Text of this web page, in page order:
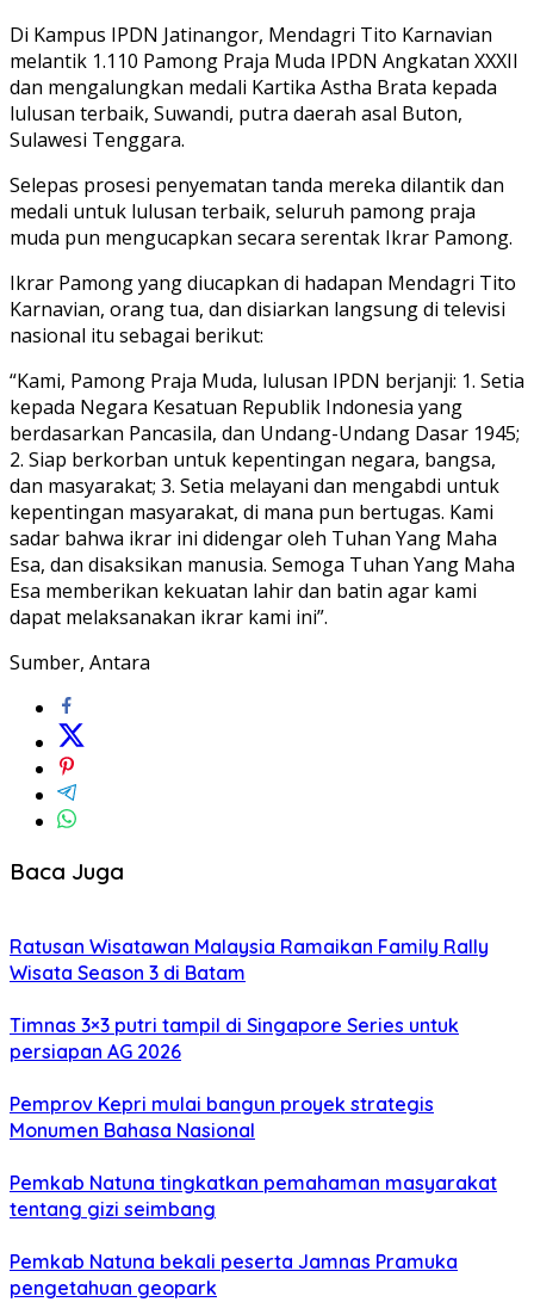
Di Kampus IPDN Jatinangor, Mendagri Tito Karnavian
melantik 1.110 Pamong Praja Muda IPDN Angkatan XXXII
dan mengalungkan medali Kartika Astha Brata kepada
lulusan terbaik, Suwandi, putra daerah asal Buton,
Sulawesi Tenggara.
Selepas prosesi penyematan tanda mereka dilantik dan
medali untuk lulusan terbaik, seluruh pamong praja
muda pun mengucapkan secara serentak Ikrar Pamong.
Ikrar Pamong yang diucapkan di hadapan Mendagri Tito
Karnavian, orang tua, dan disiarkan langsung di televisi
nasional itu sebagai berikut:
“Kami, Pamong Praja Muda, lulusan IPDN berjanji: 1. Setia
kepada Negara Kesatuan Republik Indonesia yang
berdasarkan Pancasila, dan Undang-Undang Dasar 1945;
2. Siap berkorban untuk kepentingan negara, bangsa,
dan masyarakat; 3. Setia melayani dan mengabdi untuk
kepentingan masyarakat, di mana pun bertugas. Kami
sadar bahwa ikrar ini didengar oleh Tuhan Yang Maha
Esa, dan disaksikan manusia. Semoga Tuhan Yang Maha
Esa memberikan kekuatan lahir dan batin agar kami
dapat melaksanakan ikrar kami ini”.
Sumber, Antara
Baca Juga
Ratusan Wisatawan Malaysia Ramaikan Family Rally
Wisata Season 3 di Batam
Timnas 3×3 putri tampil di Singapore Series untuk
persiapan AG 2026
Pemprov Kepri mulai bangun proyek strategis
Monumen Bahasa Nasional
Pemkab Natuna tingkatkan pemahaman masyarakat
tentang gizi seimbang
Pemkab Natuna bekali peserta Jamnas Pramuka
pengetahuan geopark